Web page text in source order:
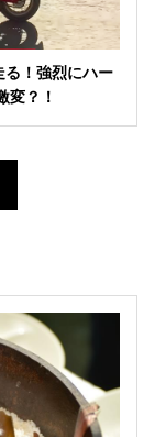
る！強烈にハー
変？！